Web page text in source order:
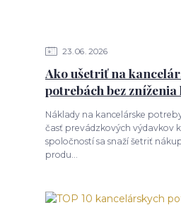
23 06 2026
Ako ušetriť na
potrebách bez
Náklady na kancelárske
časť prevádzkových výdavkov
spoločností sa snaží šetriť
produ...